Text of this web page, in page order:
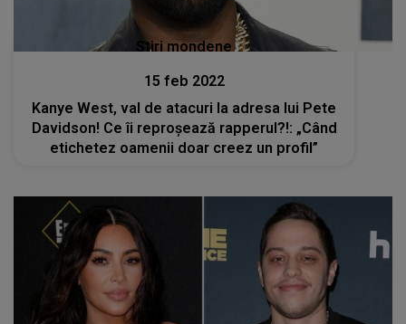
Stiri mondene
15 feb 2022
Kanye West, val de atacuri la adresa lui Pete
Davidson! Ce îi reproșează rapperul?!: „Când
etichetez oamenii doar creez un profil”